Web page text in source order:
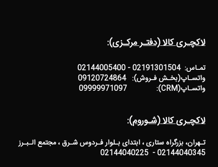
لاکچـری کالا (دفتـر مرکـزی):
تمـاس: 02191301504 - 02144005400
واتسـاپ(بخـش فـروش): 09120724864
واتسـاپ(CRM): 09999971097
لاکچـری کالا (شـوروم):
تـهران، بزرگراه ستاری ، ابتدای بـلوار فـردوس شـرق ، مجتمع الـبـرز
02144040345 - 02144040225